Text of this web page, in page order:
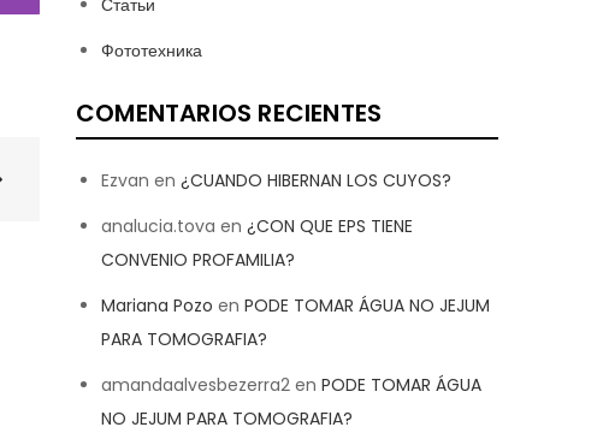
Статьи
Фототехника
COMENTARIOS RECIENTES
Ezvan en ¿CUANDO HIBERNAN LOS CUYOS?
analucia.tova en ¿CON QUE EPS TIENE
CONVENIO PROFAMILIA?
Mariana Pozo en PODE TOMAR ÁGUA NO JEJUM
PARA TOMOGRAFIA?
amandaalvesbezerra2 en PODE TOMAR ÁGUA
NO JEJUM PARA TOMOGRAFIA?